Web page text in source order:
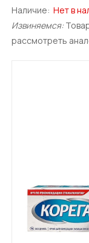
Наличие: Нет в
Извиняемся:
рассмотреть